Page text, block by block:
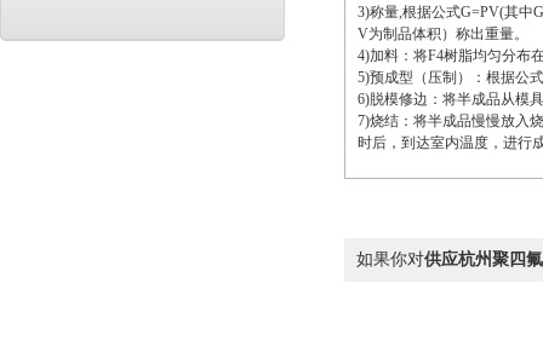
3)称量,根据公式G=PV(其中
V为制品体积）称出重量。
4)加料：将F4树脂均匀分布
5)预成型（压制）：根据公
6)脱模修边：将半成品从模
7)烧结：将半成品慢慢放入
时后，到达室内温度，进行
如果你对供应杭州聚四